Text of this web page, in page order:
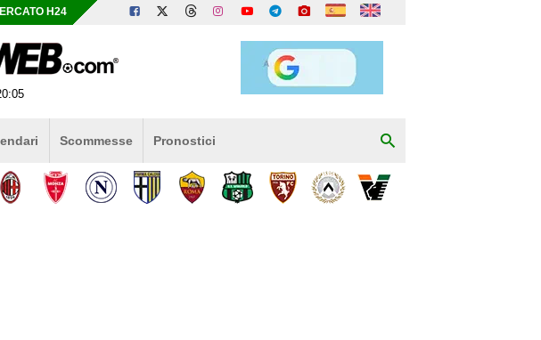
H24
Scommesse Pronostici